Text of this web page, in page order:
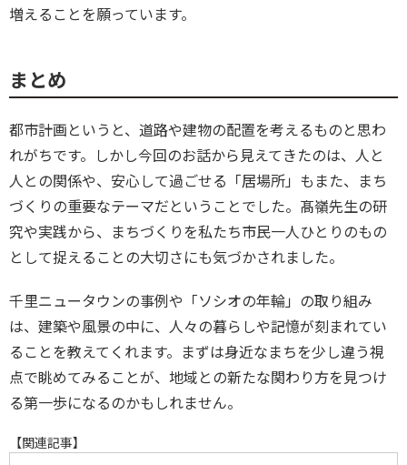
増えることを願っています。
まとめ
都市計画というと、道路や建物の配置を考えるものと思わ
れがちです。しかし今回のお話から見えてきたのは、人と
人との関係や、安心して過ごせる「居場所」もまた、まち
づくりの重要なテーマだということでした。髙嶺先生の研
究や実践から、まちづくりを私たち市民一人ひとりのもの
として捉えることの大切さにも気づかされました。
千里ニュータウンの事例や「ソシオの年輪」の取り組み
は、建築や風景の中に、人々の暮らしや記憶が刻まれてい
ることを教えてくれます。まずは身近なまちを少し違う視
点で眺めてみることが、地域との新たな関わり方を見つけ
る第一歩になるのかもしれません。
【関連記事】